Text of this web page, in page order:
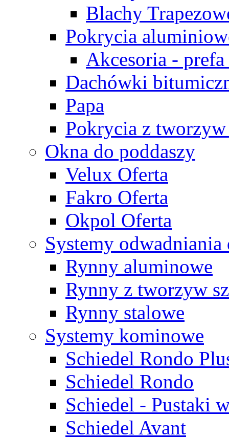
Blachy
Pokrycia
Akcesoria -
Dachówki
Papa
Pokrycia z
Okna do poddaszy
Velux Oferta
Fakro Oferta
Okpol Oferta
Systemy odwadniania
Rynny aluminowe
Rynny z tworzyw
Rynny stalowe
Systemy kominowe
Schiedel Rondo
Schiedel Rondo
Schiedel - Pustaki
Schiedel Avant